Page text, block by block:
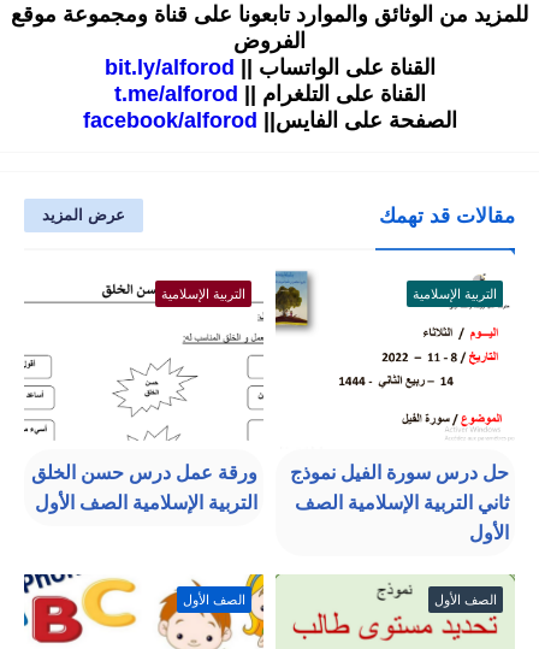
للمزيد من الوثائق والموارد تابعونا على قناة ومجموعة موقع
الفروض
القناة على الواتساب || bit.ly/alforod
القناة على التلغرام || t.me/alforod
الصفحة على الفايس|| facebook/alforod
مقالات قد تهمك عرض المزيد
التربية الإسلامية
حل درس سورة الفيل نموذج
ثاني التربية الإسلامية الصف
الأول
التربية الإسلامية
ورقة عمل درس حسن الخلق
التربية الإسلامية الصف الأول
الصف الأول الصف الأول